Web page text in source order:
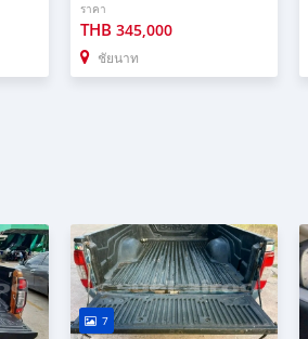
ราคา
THB 345,000
ชัยนาท
7